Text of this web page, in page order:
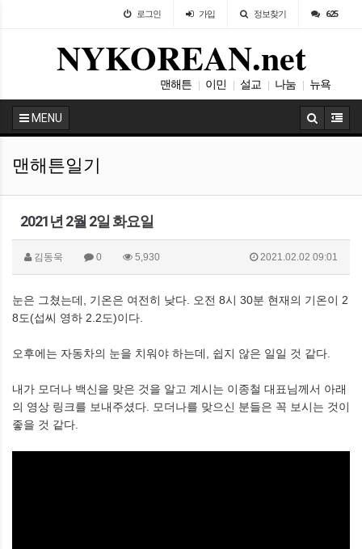
로그인 가입 정보찾기 625
NYKOREAN.net
맨해튼 이민 설교 나눔 뉴욕
사랑방
MENU
맨해튼일기
2021년 2월 2일 화요일
김동욱 0 5,930 2021.02.02 09:01
눈은 그쳤는데, 기온은 여전히 낮다. 오전 8시 30분 현재의 기온이 2
8도(섭씨 영하 2.2도)이다.
오후에는 자동차의 눈을 치워야 하는데, 쉽지 않은 일일 것 같다.
내가 모더나 백신을 맞은 것을 알고 계시는 이종철 대표님께서 아래
의 영상 링크를 보내주셨다. 모더나를 맞으신 분들은 꼭 보시는 것이
좋을 것 같다.